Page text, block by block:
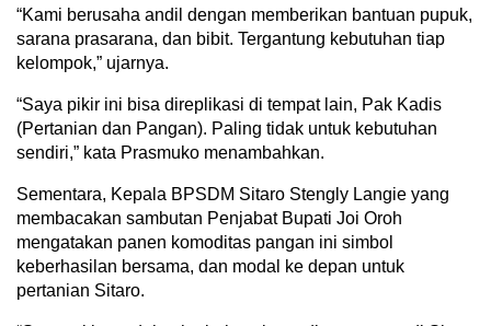
“Kami berusaha andil dengan memberikan bantuan pupuk,
sarana prasarana, dan bibit. Tergantung kebutuhan tiap
kelompok,” ujarnya.
“Saya pikir ini bisa direplikasi di tempat lain, Pak Kadis
(Pertanian dan Pangan). Paling tidak untuk kebutuhan
sendiri,” kata Prasmuko menambahkan.
Sementara, Kepala BPSDM Sitaro Stengly Langie yang
membacakan sambutan Penjabat Bupati Joi Oroh
mengatakan panen komoditas pangan ini simbol
keberhasilan bersama, dan modal ke depan untuk
pertanian Sitaro.